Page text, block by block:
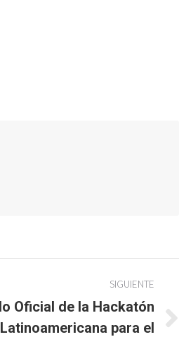
SIGUIENTE
Oficial de la Hackatón
para el